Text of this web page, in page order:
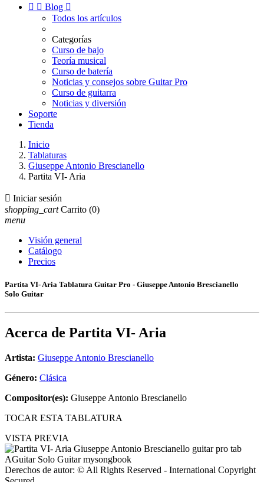
  Blog 
Todos los artículos
Categorías
Curso de bajo
Teoría musical
Curso de batería
Noticias y consejos sobre Guitar Pro
Curso de guitarra
Noticias y diversión
Soporte
Tienda
Inicio
Tablaturas
Giuseppe Antonio Brescianello
Partita VI- Aria
 Iniciar sesión
shopping_cart Carrito (0)
menu
Visión general
Catálogo
Precios
Partita VI- Aria Tablatura Guitar Pro - Giuseppe Antonio Brescianello
Solo Guitar
Acerca de Partita VI- Aria
Artista: Giuseppe Antonio Brescianello
Género: Clásica
Compositor(es): Giuseppe Antonio Brescianello
TOCAR ESTA TABLATURA
VISTA PREVIA
Derechos de autor: © All Rights Reserved - International Copyright